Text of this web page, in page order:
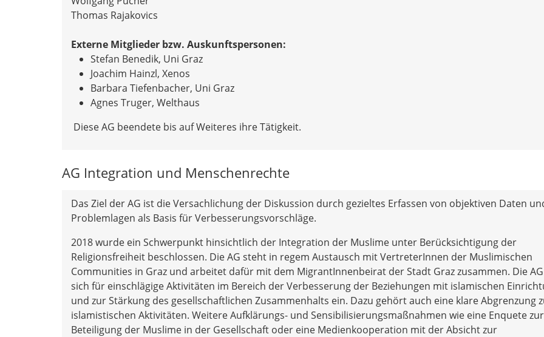
Thomas Rajakovics
Externe Mitglieder bzw. Auskunftspersonen:
Stefan Benedik, Uni Graz
Joachim Hainzl, Xenos
Barbara Tiefenbacher, Uni Graz
Agnes Truger, Welthaus
Diese AG beendete bis auf Weiteres ihre Tätigkeit.
AG Integration und Menschenrechte
Das Ziel der AG ist die Versachlichung der Diskussion durch gezieltes Erfassen von objektiven Daten
Problemlagen als Basis für Verbesserungsvorschläge.
2018 wurde ein Schwerpunkt hinsichtlich der Integration der Muslime unter Berücksichtigung der
Religionsfreiheit beschlossen. Die AG steht in regem Austausch mit VertreterInnen der Muslimischen
Communities in Graz und arbeitet dafür mit dem MigrantInnenbeirat der Stadt Graz zusammen. Die
sich für einschlägige Aktivitäten im Bereich der Verbesserung der Beziehungen mit islamischen
und zur Stärkung des gesellschaftlichen Zusammenhalts ein. Dazu gehört auch eine klare Abgrenzung
islamistischen Aktivitäten. Weitere Aufklärungs- und Sensibilisierungsmaßnahmen wie eine Enquete zur
Beteiligung der Muslime in der Gesellschaft oder eine Medienkooperation mit der Absicht zur